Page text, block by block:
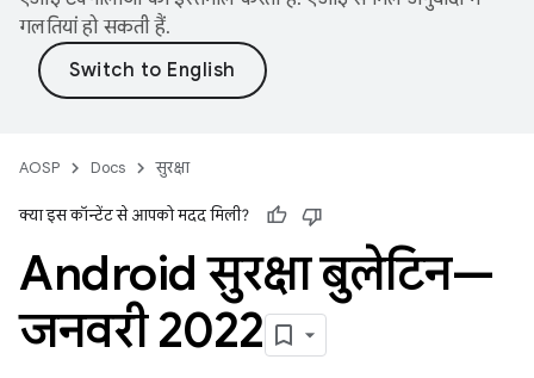
गलतियां हो सकती हैं.
AOSP Docs सुरक्षा
क्या इस कॉन्टेंट से आपको मदद मिली?
Android सुरक्षा बुलेटिन—
जनवरी 2022